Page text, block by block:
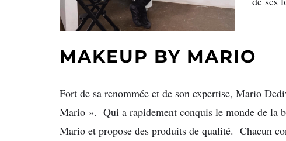
MAKEUP BY MARIO
Fort de sa renommée et de son expertise, Mario
Mario ». Qui a rapidement conquis le monde de la
Mario et propose des produits de qualité. Chacun